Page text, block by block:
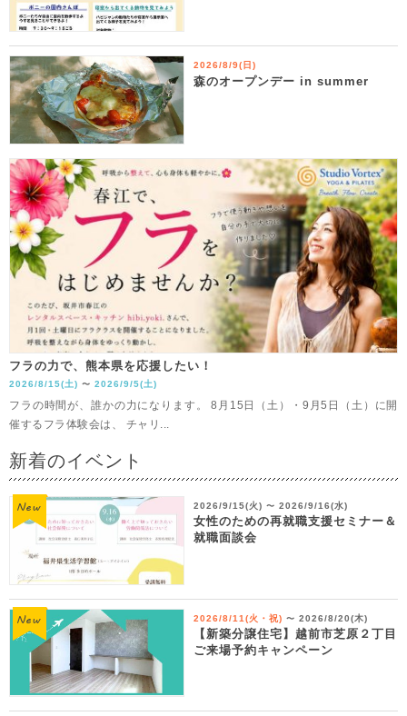
2026/8/9(日)
森のオープンデー in summer
フラの力で、熊本県を応援したい！
2026/8/15(土) 〜 2026/9/5(土)
フラの時間が、誰かの力になります。 8月15日（土）・9月5日（土）に開
催するフラ体験会は、 チャリ...
新着のイベント
2026/9/15(火) 〜 2026/9/16(水)
女性のための再就職支援セミナー＆
就職面談会
2026/8/11(火・祝) 〜 2026/8/20(木)
【新築分譲住宅】越前市芝原２丁目
ご来場予約キャンペーン